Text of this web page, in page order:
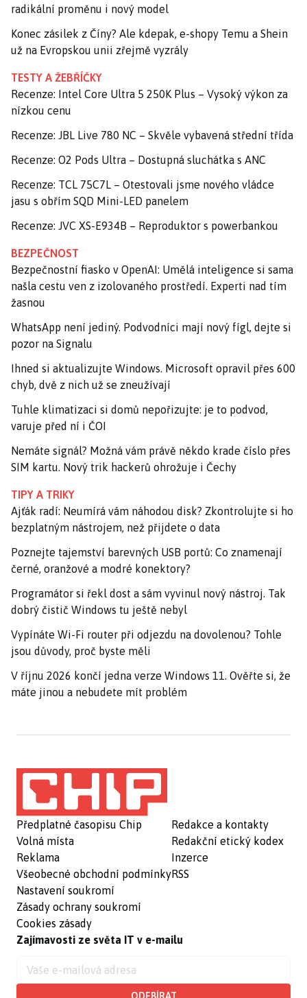
radikální proměnu i nový model
Konec zásilek z Číny? Ale kdepak, e-shopy Temu a Shein
už na Evropskou unii zřejmě vyzrály
TESTY A ŽEBŘÍČKY
Recenze: Intel Core Ultra 5 250K Plus – Vysoký výkon za
nízkou cenu
Recenze: JBL Live 780 NC – Skvěle vybavená střední třída
Recenze: O2 Pods Ultra – Dostupná sluchátka s ANC
Recenze: TCL 75C7L – Otestovali jsme nového vládce
jasu s obřím SQD Mini-LED panelem
Recenze: JVC XS-E934B – Reproduktor s powerbankou
BEZPEČNOST
Bezpečnostní fiasko v OpenAI: Umělá inteligence si sama
našla cestu ven z izolovaného prostředí. Experti nad tím
žasnou
WhatsApp není jediný. Podvodníci mají nový fígl, dejte si
pozor na Signalu
Ihned si aktualizujte Windows. Microsoft opravil přes 600
chyb, dvě z nich už se zneužívají
Tuhle klimatizaci si domů nepořizujte: je to podvod,
varuje před ní i ČOI
Nemáte signál? Možná vám právě někdo krade číslo přes
SIM kartu. Nový trik hackerů ohrožuje i Čechy
TIPY A TRIKY
Ajťák radí: Neumírá vám náhodou disk? Zkontrolujte si ho
bezplatným nástrojem, než přijdete o data
Poznejte tajemství barevných USB portů: Co znamenají
černé, oranžové a modré konektory?
Programátor si řekl dost a sám vyvinul nový nástroj. Tak
dobrý čistič Windows tu ještě nebyl
Vypínáte Wi-Fi router při odjezdu na dovolenou? Tohle
jsou důvody, proč byste měli
V říjnu 2026 končí jedna verze Windows 11. Ověřte si, že
máte jinou a nebudete mít problém
Předplatné časopisu Chip
Volná místa
Reklama
Všeobecné obchodní podmínky
Nastavení soukromí
Zásady ochrany soukromí
Cookies zásady
Redakce a kontakty
Redakční etický kodex
Inzerce
RSS
Zajímavosti ze světa IT v e-mailu